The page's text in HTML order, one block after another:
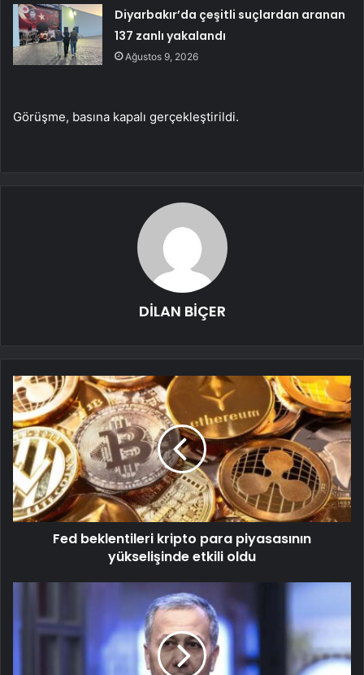
Diyarbakır’da çeşitli suçlardan aranan
137 zanlı yakalandı
Ağustos 9, 2026
Görüşme, basına kapalı gerçekleştirildi.
DİLAN BİÇER
Fed beklentileri kripto para piyasasının
yükselişinde etkili oldu